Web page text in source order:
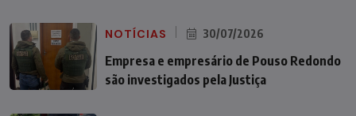
NOTÍCIAS 30/07/2026
Empresa e empresário de Pouso Redondo
são investigados pela Justiça